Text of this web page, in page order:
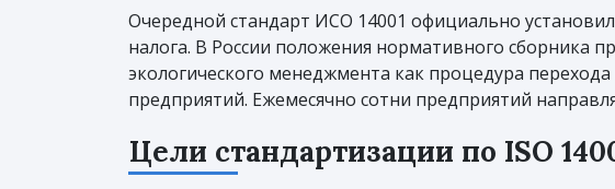
Очередной стандарт ИСО 14001 официально
налога. В России положения нормативного сборника
экологического менеджмента как процедура
предприятий. Ежемесячно сотни предприятий
Цели стандартизации по ISO